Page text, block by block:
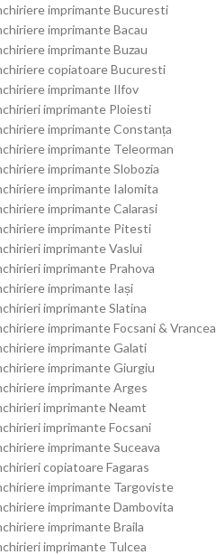
imprimante Bucuresti
imprimante Bacau
imprimante Buzau
copiatoare Bucuresti
imprimante Ilfov
imprimante Ploiesti
imprimante Constanța
imprimante Teleorman
imprimante Slobozia
imprimante Ialomita
imprimante Calarasi
imprimante Pitesti
imprimante Vaslui
imprimante Prahova
imprimante Iași
imprimante Slatina
imprimante Focsani & Vrancea
imprimante Galati
imprimante Giurgiu
imprimante Arges
imprimante Neamt
imprimante Focsani
imprimante Suceava
copiatoare Fagaras
imprimante Targoviste
imprimante Dambovita
imprimante Braila
imprimante Tulcea